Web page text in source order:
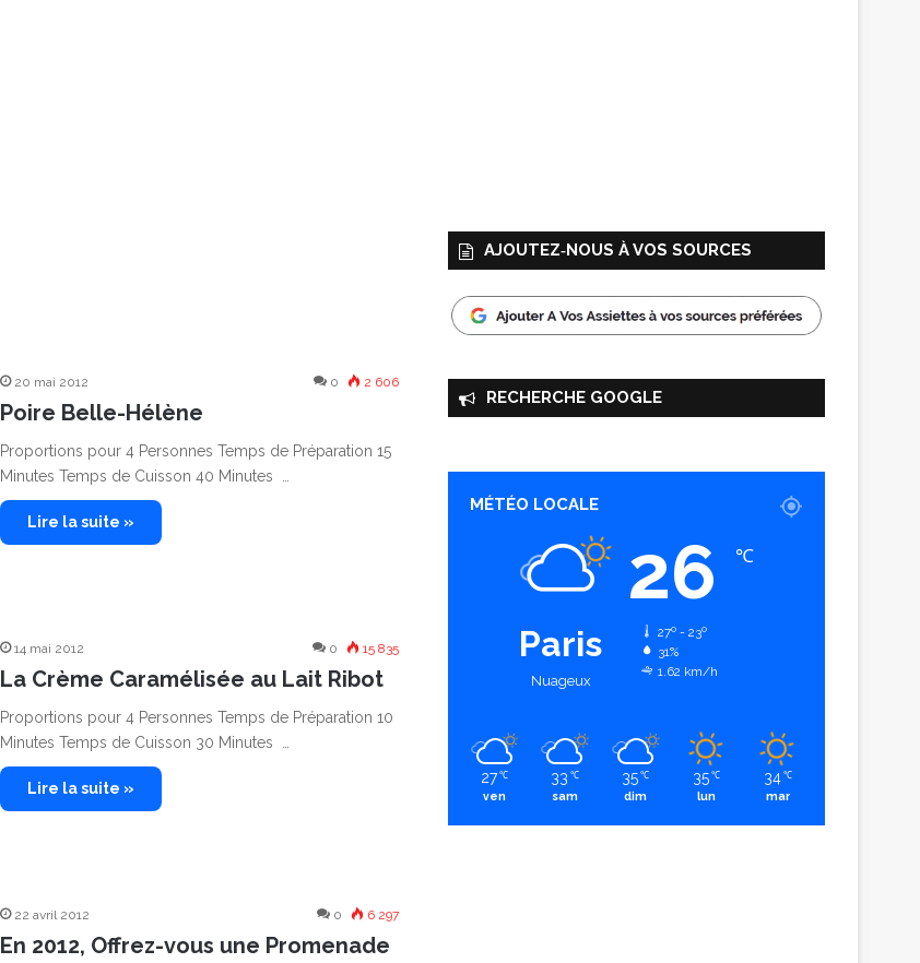
20 mai 2012 0 2 606
Poire Belle-Hélène
Proportions pour 4 Personnes Temps de Préparation 15
Minutes Temps de Cuisson 40 Minutes …
Lire la suite »
14 mai 2012 0 15 835
La Crème Caramélisée au Lait Ribot
Proportions pour 4 Personnes Temps de Préparation 10
Minutes Temps de Cuisson 30 Minutes …
Lire la suite »
22 avril 2012 0 6 297
En 2012, Offrez-vous une Promenade
AJOUTEZ‑NOUS À VOS SOURCES
RECHERCHE GOOGLE
MÉTÉO LOCALE
Paris
Nuageux
26 ℃
27º - 23º
31%
1.62 km/h
27 ℃
ven
33 ℃
sam
35 ℃
dim
35 ℃
lun
34 ℃
mar